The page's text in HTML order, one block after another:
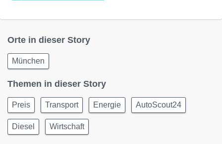
Orte in dieser Story
München
Themen in dieser Story
Preis Transport Energie AutoScout24
Diesel Wirtschaft